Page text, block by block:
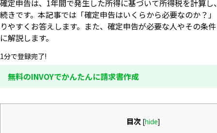
確定申告は、1年間で発生した所得に基づいて所得税を計算
続きです。本記事では「確定申告はいくらから必要なのか？
りやすくお答えします。また、確定申告が必要な人やその条
に解説します。
1分で登録完了!
無料のINVOYでかんたんに請求書作成
目次 [hide]